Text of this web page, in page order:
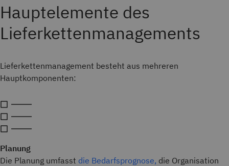
Hauptelemente des
Lieferkettenmanagements
Lieferkettenmanagement besteht aus mehreren
Hauptkomponenten:
Planung
Die Planung umfasst die Bedarfsprognose, die Organisation